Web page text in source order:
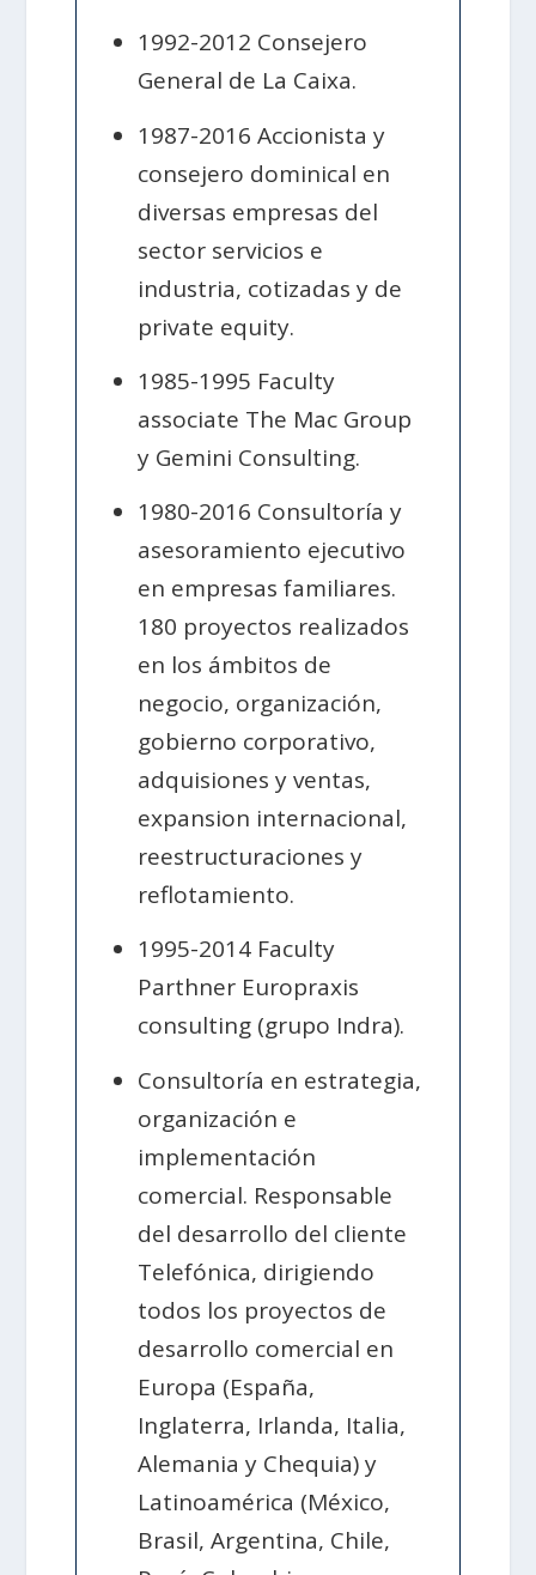
1992-2012 Consejero
General de La Caixa.
1987-2016 Accionista y
consejero dominical en
diversas empresas del
sector servicios e
industria, cotizadas y de
private equity.
1985-1995 Faculty
associate The Mac Group
y Gemini Consulting.
1980-2016 Consultoría y
asesoramiento ejecutivo
en empresas familiares.
180 proyectos realizados
en los ámbitos de
negocio, organización,
gobierno corporativo,
adquisiones y ventas,
expansion internacional,
reestructuraciones y
reflotamiento.
1995-2014 Faculty
Parthner Europraxis
consulting (grupo Indra).
Consultoría en estrategia,
organización e
implementación
comercial. Responsable
del desarrollo del cliente
Telefónica, dirigiendo
todos los proyectos de
desarrollo comercial en
Europa (España,
Inglaterra, Irlanda, Italia,
Alemania y Chequia) y
Latinoamérica (México,
Brasil, Argentina, Chile,